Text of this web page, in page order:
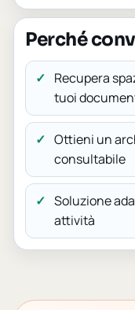
Perché
Recupera
tuoi
Ottieni un
consultabile
Soluzione
attività